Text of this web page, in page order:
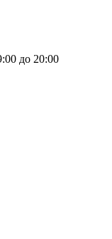
до 20:00